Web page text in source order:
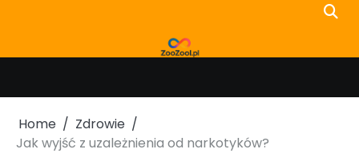
Home
Zdrowie
Jak wyjść z uzależnienia od narkotyków?